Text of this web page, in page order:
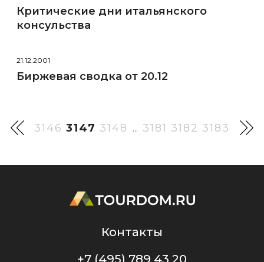
Критические дни итальянского
консульства
21.12.2001
Биржевая сводка от 20.12
3146 3147 3148 ... 3181 3182 3183
Контакты
+7 (495) 789 43 20